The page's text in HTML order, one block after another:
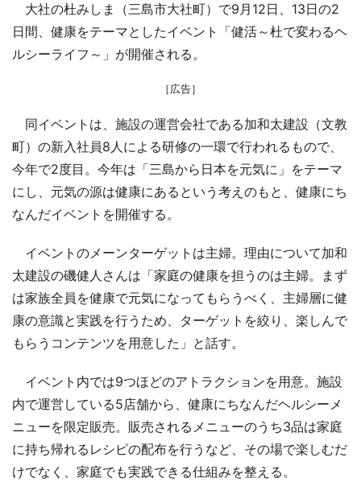
大社の杜みしま（三島市大社町）で9月12日、13日の2
日間、健康をテーマとしたイベント「健活～杜で変わるヘ
ルシーライフ～」が開催される。
［広告］
同イベントは、施設の運営会社である加和太建設（文教
町）の新入社員8人による研修の一環で行われるもので、
今年で2度目。今年は「三島から日本を元気に」をテーマ
にし、元気の源は健康にあるという考えのもと、健康にち
なんだイベントを開催する。
イベントのメーンターゲットは主婦。理由について加和
太建設の磯健人さんは「家庭の健康を担うのは主婦。まず
は家族全員を健康で元気になってもらうべく、主婦層に健
康の意識と実践を行うため、ターゲットを絞り、楽しんで
もらうコンテンツを用意した」と話す。
イベント内では9つほどのアトラクションを用意。施設
内で運営している5店舗から、健康にちなんだヘルシーメ
ニューを限定販売。販売されるメニューのうち3品は家庭
に持ち帰れるレシピの配布を行うなど、その場で楽しむだ
けでなく、家庭でも実践できる仕組みを整える。